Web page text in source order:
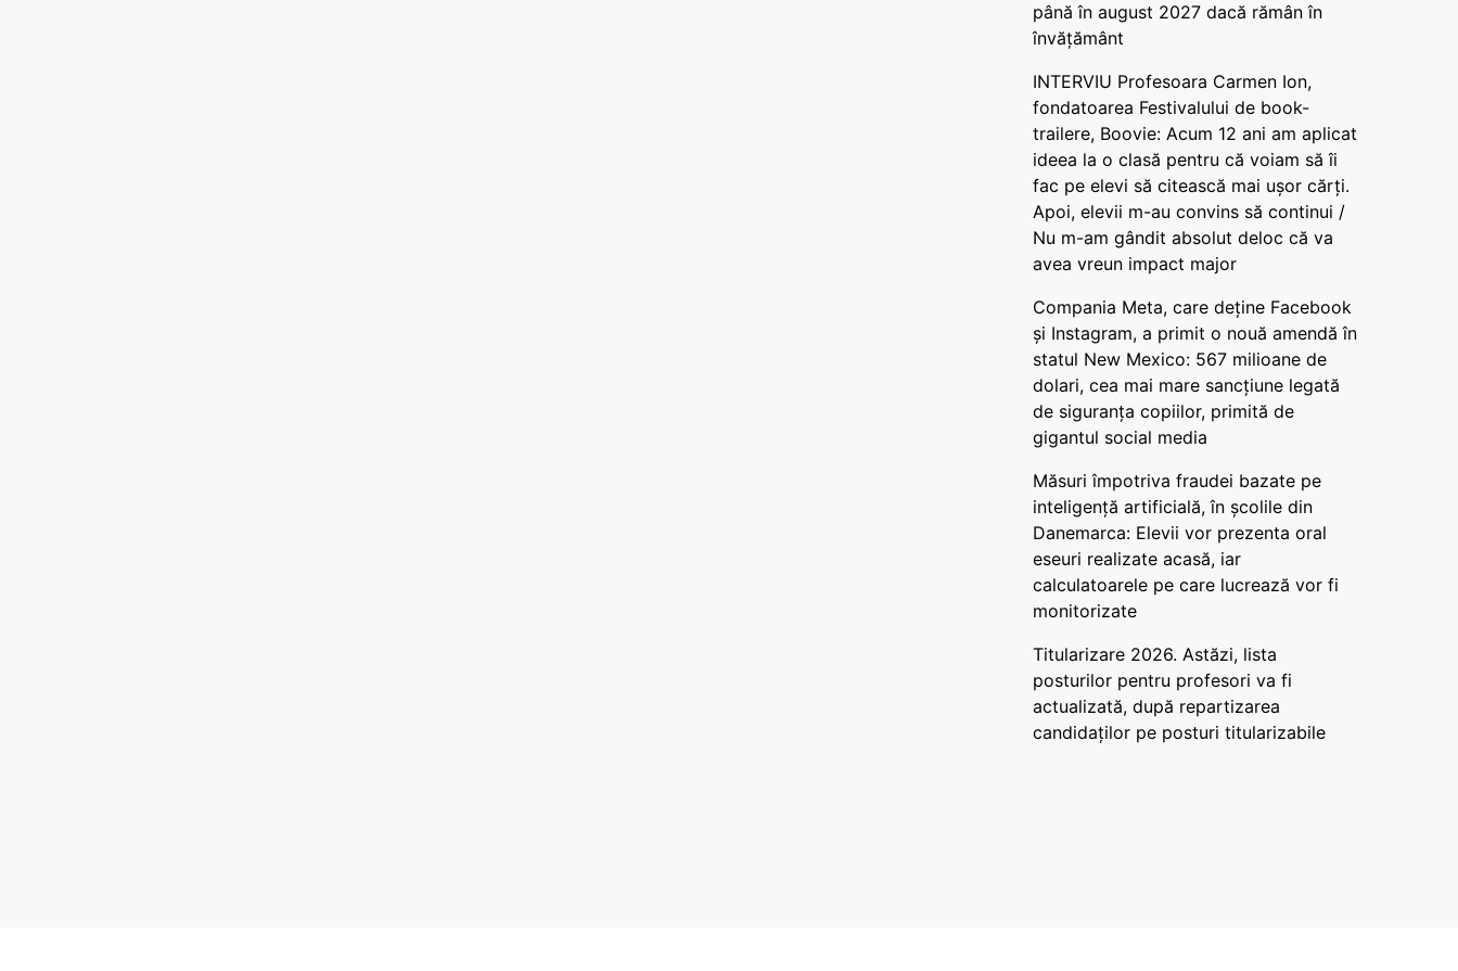
până în august 2027 dacă rămân în
învățământ
INTERVIU Profesoara Carmen Ion,
fondatoarea Festivalului de book-
trailere, Boovie: Acum 12 ani am aplicat
ideea la o clasă pentru că voiam să îi
fac pe elevi să citească mai ușor cărți.
Apoi, elevii m-au convins să continui /
Nu m-am gândit absolut deloc că va
avea vreun impact major
Compania Meta, care deține Facebook
și Instagram, a primit o nouă amendă în
statul New Mexico: 567 milioane de
dolari, cea mai mare sancțiune legată
de siguranța copiilor, primită de
gigantul social media
Măsuri împotriva fraudei bazate pe
inteligență artificială, în școlile din
Danemarca: Elevii vor prezenta oral
eseuri realizate acasă, iar
calculatoarele pe care lucrează vor fi
monitorizate
Titularizare 2026. Astăzi, lista
posturilor pentru profesori va fi
actualizată, după repartizarea
candidaților pe posturi titularizabile